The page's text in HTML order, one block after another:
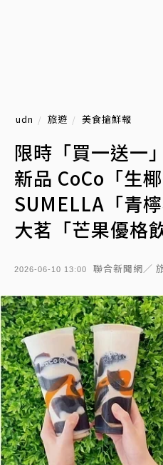
udn 旅遊 美食搶鮮報
限時「買一送一
新品 CoCo「生
SUMELLA「青
大茗「芒果優格飲
2026-06-10 13:00 聯合新聞網／